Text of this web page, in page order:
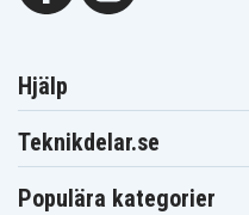
Hjälp
Teknikdelar.se
Populära kategorier